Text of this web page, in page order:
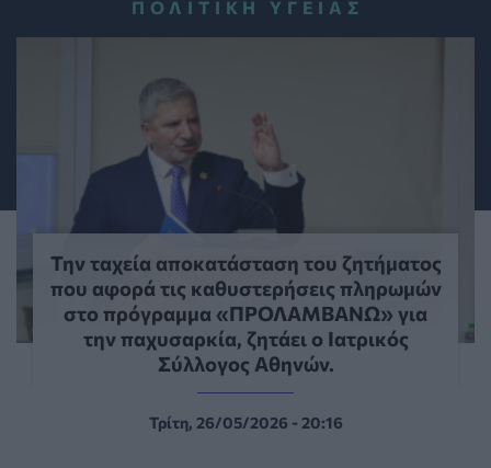
ΠΟΛΙΤΙΚΉ ΥΓΕΊΑΣ
Την ταχεία αποκατάσταση του ζητήματος
που αφορά τις καθυστερήσεις πληρωμών
στο πρόγραμμα «ΠΡΟΛΑΜΒΑΝΩ» για
την παχυσαρκία, ζητάει ο Ιατρικός
Σύλλογος Αθηνών.
Τρίτη, 26/05/2026 - 20:16